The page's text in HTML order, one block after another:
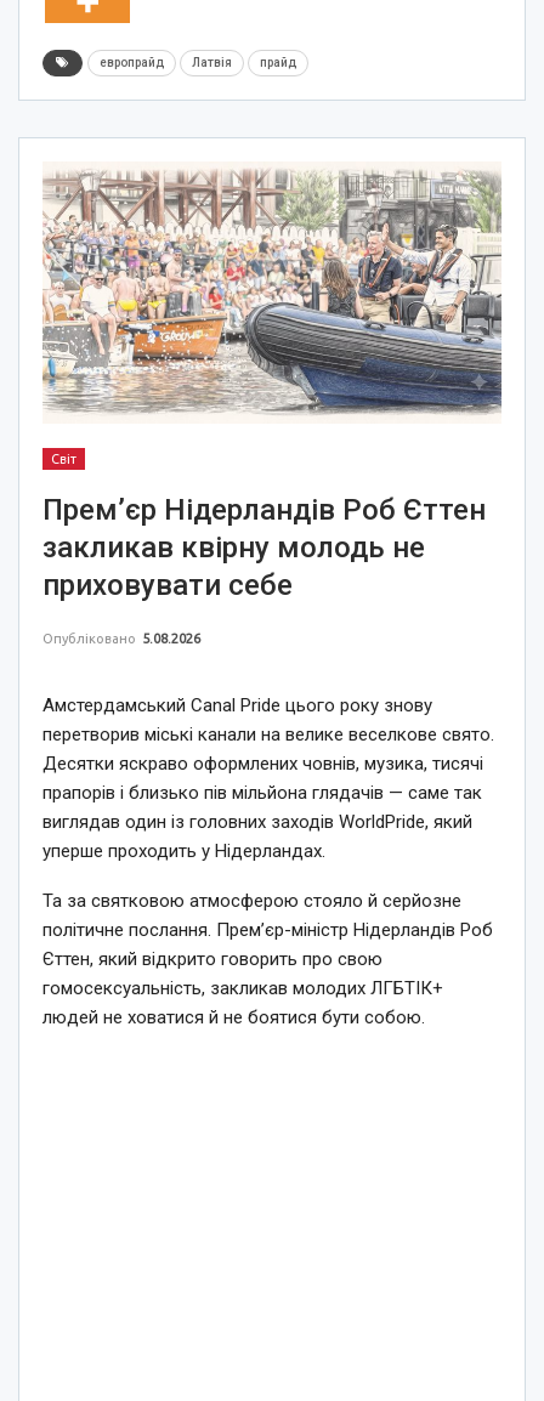
европрайд Латвія прайд
Світ
Прем’єр Нідерландів Роб Єттен
закликав квірну молодь не
приховувати себе
Опубліковано 5.08.2026
Амстердамський Canal Pride цього року знову
перетворив міські канали на велике веселкове свято.
Десятки яскраво оформлених човнів, музика, тисячі
прапорів і близько пів мільйона глядачів — саме так
виглядав один із головних заходів WorldPride, який
уперше проходить у Нідерландах.
Та за святковою атмосферою стояло й серйозне
політичне послання. Прем’єр-міністр Нідерландів Роб
Єттен, який відкрито говорить про свою
гомосексуальність, закликав молодих ЛГБТІК+
людей не ховатися й не боятися бути собою.